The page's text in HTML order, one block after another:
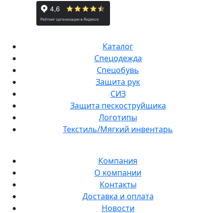
Каталог
Спецодежда
Спецобувь
Защита рук
СИЗ
Защита пескоструйщика
Логотипы
Текстиль/Мягкий инвентарь
Компания
О компании
Контакты
Доставка и оплата
Новости